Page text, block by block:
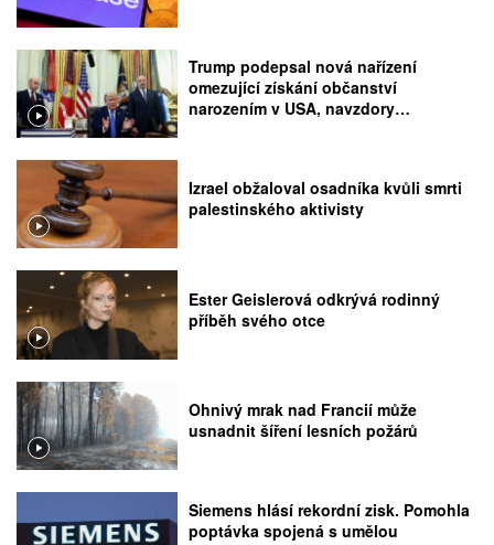
Trump podepsal nová nařízení
omezující získání občanství
narozením v USA, navzdory
Izrael obžaloval osadníka kvůli smrti
palestinského aktivisty
Ester Geislerová odkrývá rodinný
příběh svého otce
Ohnivý mrak nad Francií může
usnadnit šíření lesních požárů
Siemens hlásí rekordní zisk. Pomohla
poptávka spojená s umělou